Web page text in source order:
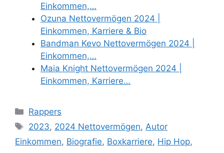
Einkommen,…
Ozuna Nettovermögen 2024 |
Einkommen, Karriere & Bio
Bandman Kevo Nettovermögen 2024 |
Einkommen,…
Maia Knight Nettovermögen 2024 |
Einkommen, Karriere…
Categories
Rappers
Tags
2023, 2024 Nettovermögen, Autor
Einkommen, Biografie, Boxkarriere, Hip Hop,